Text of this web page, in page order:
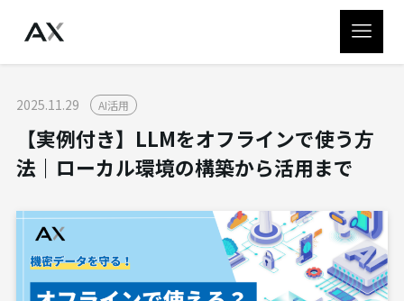
2025.11.29 AI活用
【実例付き】LLMをオフラインで使う方
法｜ローカル環境の構築から活用まで